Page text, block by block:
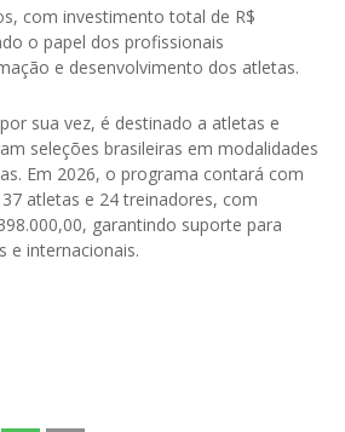
com investimento total de R$
o papel dos profissionais
e desenvolvimento dos atletas.
sua vez, é destinado a atletas e
seleções brasileiras em modalidades
Em 2026, o programa contará com
atletas e 24 treinadores, com
garantindo suporte para
e internacionais.